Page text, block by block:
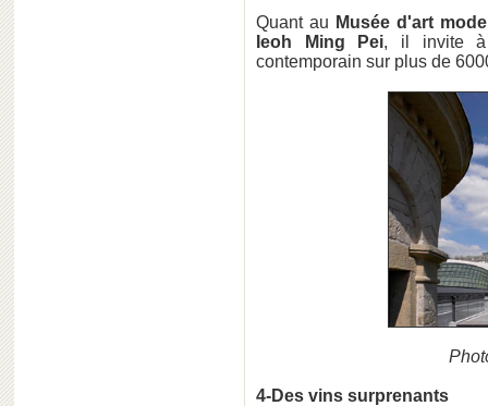
Quant au Musée d'art
Ieoh Ming
Pei, il invite à
contemporain sur plus de
4-Des vins surprenants